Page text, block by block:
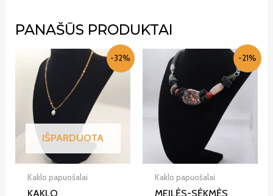
PANAŠŪS PRODUKTAI
-32%
IŠPARDUOTA
Kaklo papuošalai
KAKLO
-21%
Kaklo papuošalai
MEILĖS-SĖKMĖS